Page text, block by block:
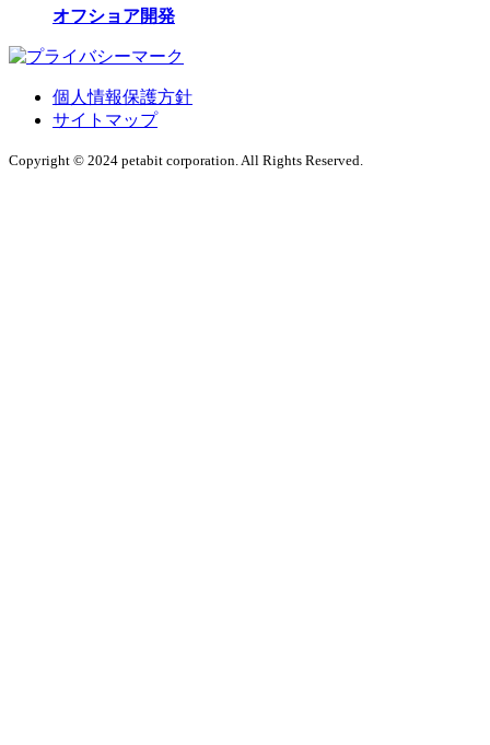
オフショア開発
個人情報保護方針
サイトマップ
Copyright © 2024 petabit corporation. All Rights Reserved.